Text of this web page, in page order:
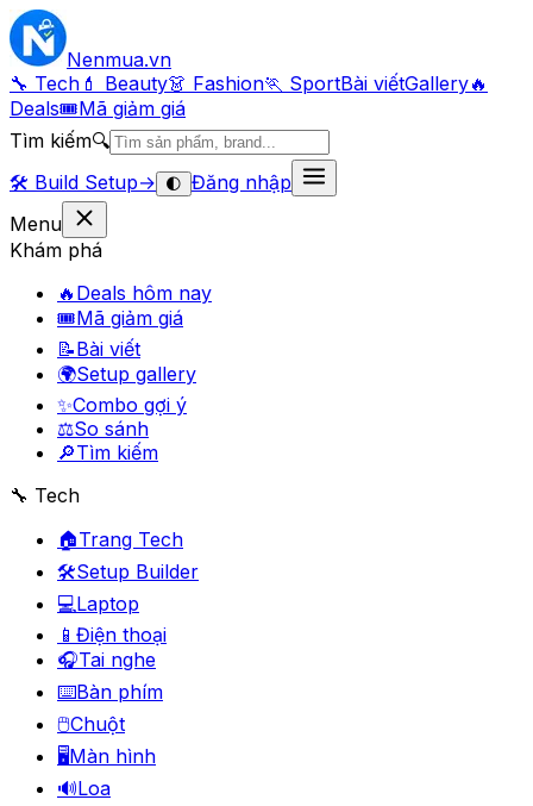
Nenmua.vn
🔧 Tech 💄 Beauty👗 Fashion🏃 SportBài viếtGallery🔥
Deals🎟Mã giảm giá
Tìm kiếm🔍
🛠️ Build Setup→ 🌓 Đăng nhập
Menu
Khám phá
🔥 Deals hôm nay
🎟Mã giảm giá
📝Bài viết
🌍Setup gallery
✨Combo gợi ý
⚖️So sánh
🔎Tìm kiếm
🔧 Tech
🏠Trang Tech
🛠️Setup Builder
💻Laptop
📱 Điện thoại
🎧Tai nghe
⌨️Bàn phím
🖱️Chuột
🖥️Màn hình
🔊Loa